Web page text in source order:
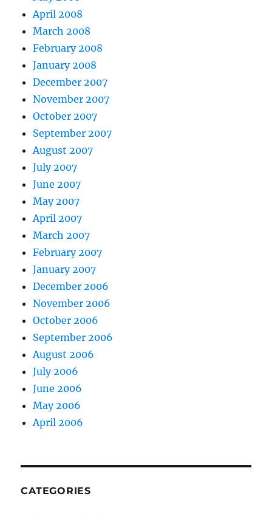
April 2008
March 2008
February 2008
January 2008
December 2007
November 2007
October 2007
September 2007
August 2007
July 2007
June 2007
May 2007
April 2007
March 2007
February 2007
January 2007
December 2006
November 2006
October 2006
September 2006
August 2006
July 2006
June 2006
May 2006
April 2006
CATEGORIES